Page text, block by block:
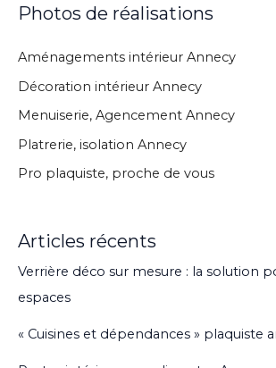
Photos de réalisations
Aménagements intérieur Annecy
Décoration intérieur Annecy
Menuiserie, Agencement Annecy
Platrerie, isolation Annecy
Pro plaquiste, proche de vous
Articles récents
Verrière déco sur mesure : la solution
espaces
« Cuisines et dépendances » plaquiste